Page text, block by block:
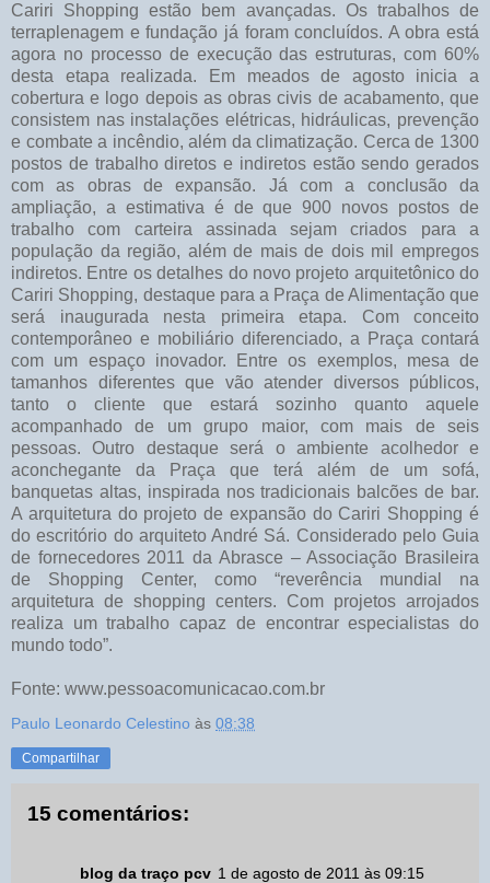
Cariri Shopping estão bem avançadas. Os trabalhos de
terraplenagem e fundação já foram concluídos. A obra está
agora no processo de execução das estruturas, com 60%
desta etapa realizada. Em meados de agosto inicia a
cobertura e logo depois as obras civis de acabamento, que
consistem nas instalações elétricas, hidráulicas, prevenção
e combate a incêndio, além da climatização. Cerca de 1300
postos de trabalho diretos e indiretos estão sendo gerados
com as obras de expansão. Já com a conclusão da
ampliação, a estimativa é de que 900 novos postos de
trabalho com carteira assinada sejam criados para a
população da região, além de mais de dois mil empregos
indiretos. Entre os detalhes do novo projeto arquitetônico do
Cariri Shopping, destaque para a Praça de Alimentação que
será inaugurada nesta primeira etapa. Com conceito
contemporâneo e mobiliário diferenciado, a Praça contará
com um espaço inovador. Entre os exemplos, mesa de
tamanhos diferentes que vão atender diversos públicos,
tanto o cliente que estará sozinho quanto aquele
acompanhado de um grupo maior, com mais de seis
pessoas. Outro destaque será o ambiente acolhedor e
aconchegante da Praça que terá além de um sofá,
banquetas altas, inspirada nos tradicionais balcões de bar.
A arquitetura do projeto de expansão do Cariri Shopping é
do escritório do arquiteto André Sá. Considerado pelo Guia
de fornecedores 2011 da Abrasce – Associação Brasileira
de Shopping Center, como “reverência mundial na
arquitetura de shopping centers. Com projetos arrojados
realiza um trabalho capaz de encontrar especialistas do
mundo todo”.
Fonte: www.pessoacomunicacao.com.br
Paulo Leonardo Celestino às 08:38
Compartilhar
15 comentários:
blog da traço pcv 1 de agosto de 2011 às 09:15